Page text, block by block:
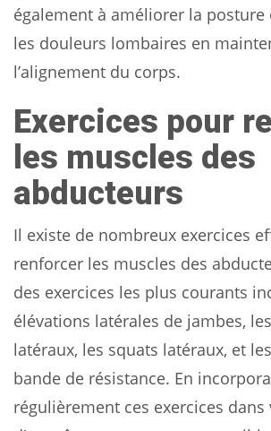
également à améliorer la posture
les douleurs lombaires en
l’alignement du corps.
Exercices pour
les muscles des
abducteurs
Il existe de nombreux exercices
renforcer les muscles des
des exercices les plus courants
élévations latérales de jambes,
latéraux, les squats latéraux, et
bande de résistance. En
régulièrement ces exercices